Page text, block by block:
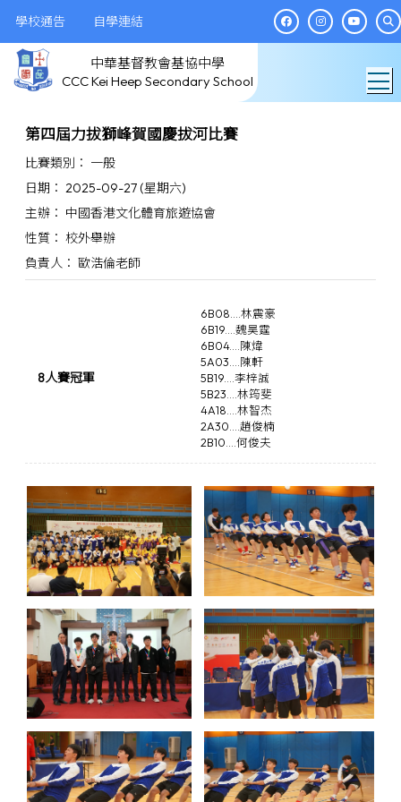
學校通告 自學連結
中華基督教會基協中學
CCC Kei Heep Secondary School
第四屆力拔獅峰賀國慶拔河比賽
比賽類別： 一般
日期： 2025-09-27 (星期六)
主辦： 中國香港文化體育旅遊協會
性質： 校外舉辦
負責人： 歐浩倫老師
8人賽冠軍
6B08....林震豪
6B19....魏昊霆
6B04....陳煒
5A03....陳軒
5B19....李梓誠
5B23....林筠斐
4A18....林智杰
2A30....趙俊楠
2B10....何俊夫